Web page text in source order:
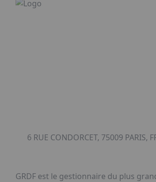
6 RUE CONDORCET, 75009 PARIS,
GRDF est le gestionnaire du plus